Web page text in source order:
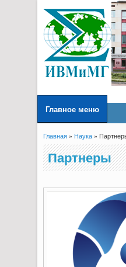
Главное меню
Вы здесь
Главная» Наука»
Партнеры